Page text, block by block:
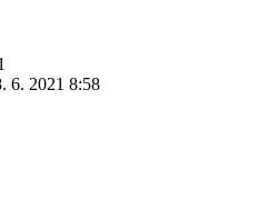
6. 2021 8:58